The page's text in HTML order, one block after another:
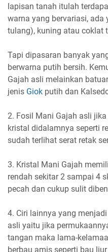
lapisan tanah itulah
warna yang bervariasi,
tulang), kuning atau coklat
Tapi dipasaran banyak
berwarna putih bersih.
Gajah asli melainkan
jenis Giok putih dan
2. Fosil Mani Gajah asli
kristal didalamnya seperti
sudah terlihat serat retak
3. Kristal Mani Gajah
rendah sekitar 2 sampai 4
pecah dan cukup sulit
4. Ciri lainnya yang
asli yaitu jika
tangan maka lama-
berbau amis seperti bau